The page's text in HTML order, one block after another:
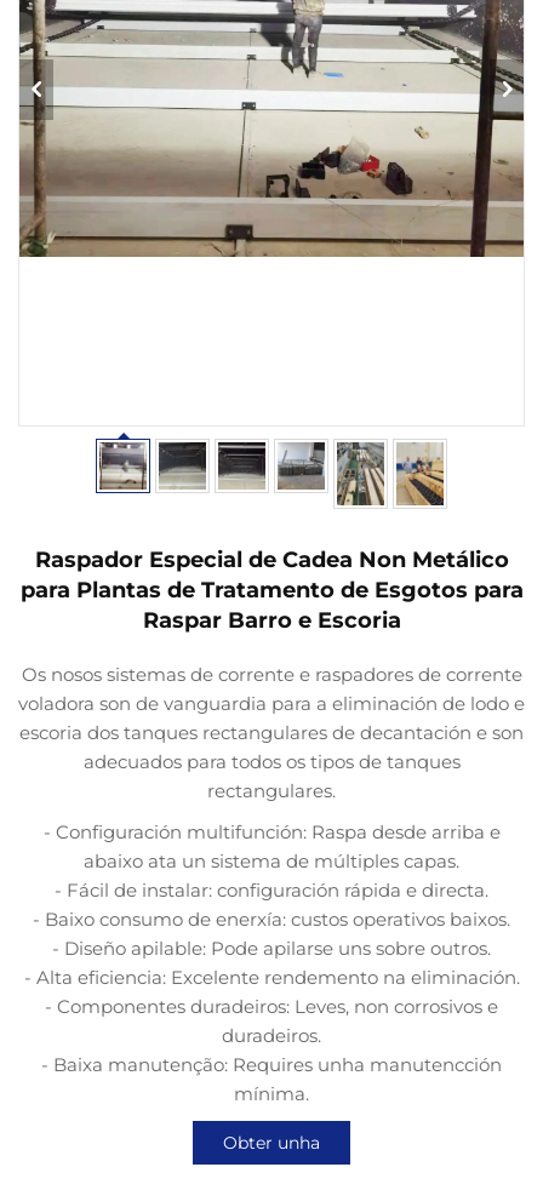
Raspador Especial de Cadea Non Metálico
para Plantas de Tratamento de Esgotos para
Raspar Barro e Escoria
Os nosos sistemas de corrente e raspadores de corrente
voladora son de vanguardia para a eliminación de lodo e
escoria dos tanques rectangulares de decantación e son
adecuados para todos os tipos de tanques
rectangulares.
- Configuración multifunción: Raspa desde arriba e
abaixo ata un sistema de múltiples capas.
- Fácil de instalar: configuración rápida e directa.
- Baixo consumo de enerxía: custos operativos baixos.
- Diseño apilable: Pode apilarse uns sobre outros.
- Alta eficiencia: Excelente rendemento na eliminación.
- Componentes duradeiros: Leves, non corrosivos e
duradeiros.
- Baixa manutenção: Requires unha manutencción
mínima.
Obter unha